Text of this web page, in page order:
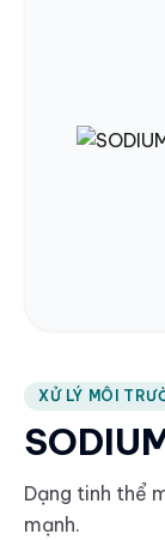
XỬ LÝ MÔI
Dạng tinh thể
mạnh.